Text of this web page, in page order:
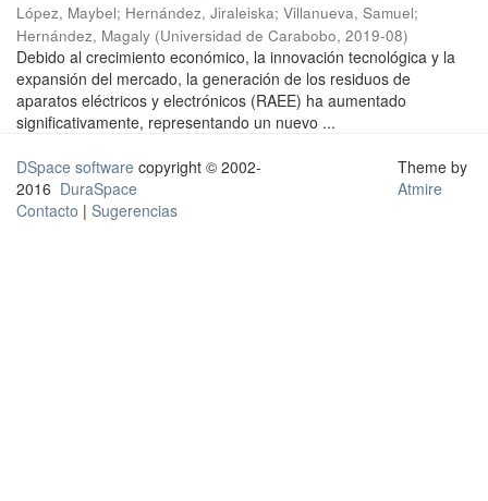
López, Maybel; Hernández, Jiraleiska; Villanueva, Samuel;
Hernández, Magaly (Universidad de Carabobo, 2019-08)
Debido al crecimiento económico, la innovación tecnológica y la
expansión del mercado, la generación de los residuos de
aparatos eléctricos y electrónicos (RAEE) ha aumentado
significativamente, representando un nuevo ...
DSpace software copyright © 2002-
2016 DuraSpace
Contacto | Sugerencias
Theme by
Atmire